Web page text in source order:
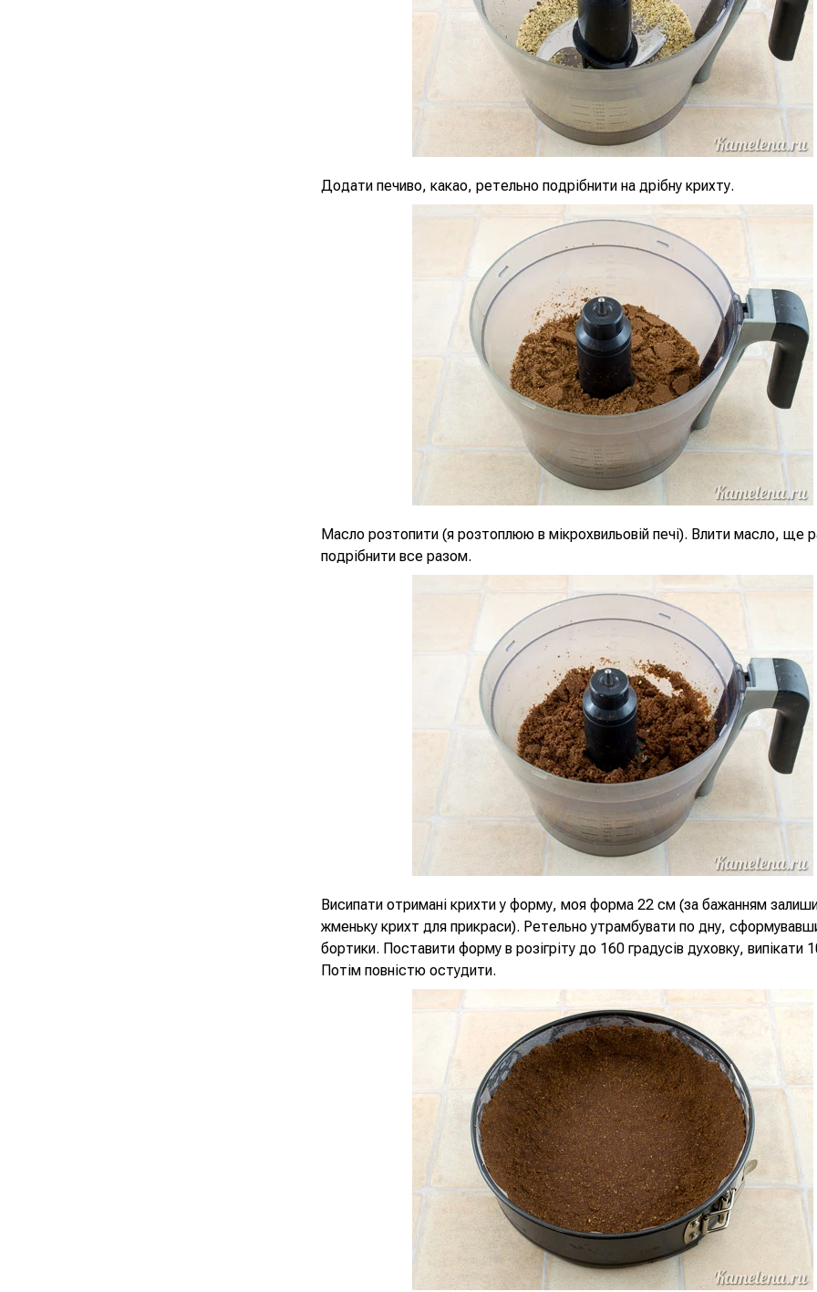
Додати печиво, какао, ретельно подрібнити на дрібну крихту.
Масло розтопити (я розтоплюю в мікрохвильовій печі). Влити масло, ще
подрібнити все разом.
Висипати отримані крихти у форму, моя форма 22 см (за бажанням
жменьку крихт для прикраси). Ретельно утрамбувати по дну,
бортики. Поставити форму в розігріту до 160 градусів духовку, випікати
Потім повністю остудити.